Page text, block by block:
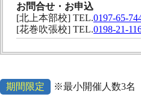
お問合せ・お申込
[北上本部校] TEL.0197-65-
[花巻吹張校] TEL.0198-21-
期間限定 ※最小開催人数3名